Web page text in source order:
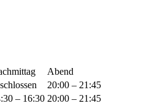
Abend
20:00 – 21:45
– 16:30 20:00 – 21:45